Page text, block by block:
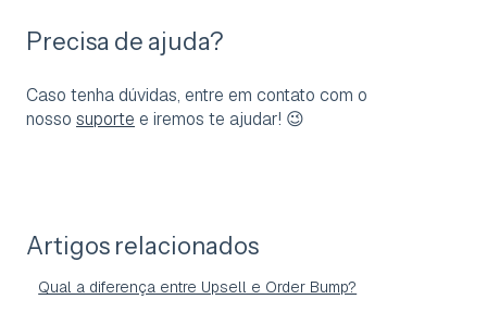
Precisa de ajuda?
Caso tenha dúvidas, entre em contato com o
nosso suporte e iremos te ajudar! 😉
Artigos relacionados
Qual a diferença entre Upsell e Order Bump?